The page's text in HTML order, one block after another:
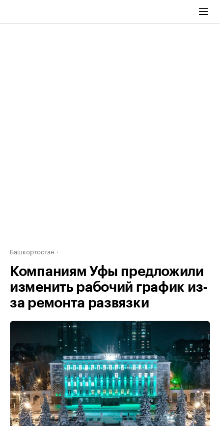
Башкортостан
Компаниям Уфы предложили
изменить рабочий график из-
за ремонта развязки